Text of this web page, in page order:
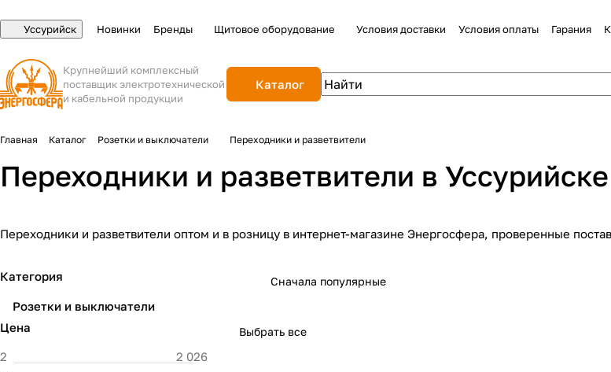
Уссурийск Новинки Бренды Щитовое оборудование Условия доставки Условия оплаты Гарания
Крупнейший комплексный
поставщик электротехнической
и кабельной продукции
Каталог
Главная Каталог Розетки и выключатели Переходники и разветвители
Переходники и разветвители в Уссурийске
Переходники и разветвители оптом и в розницу в интернет-магазине Энергосфера, проверенные
Сначала популярные
Выбрать все
Категория
Розетки и выключатели
Цена